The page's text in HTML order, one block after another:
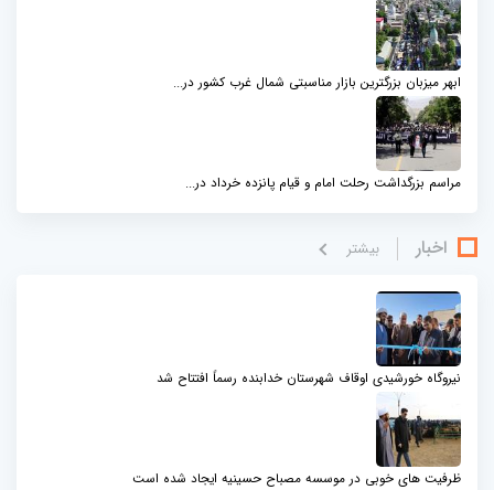
ابهر میزبان بزرگترین بازار مناسبتی شمال‌ غرب کشور در...
مراسم بزرگداشت رحلت امام و قیام پانزده خرداد در...
اخبار بيشتر
نیروگاه خورشیدی اوقاف شهرستان خدابنده رسماً افتتاح شد
ظرفیت های خوبی در موسسه مصباح حسینیه ایجاد شده است